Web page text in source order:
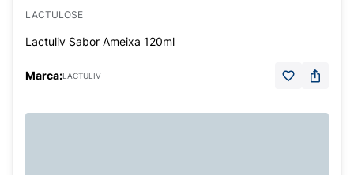
LACTULOSE
Lactuliv Sabor Ameixa 120ml
Marca:LACTULIV